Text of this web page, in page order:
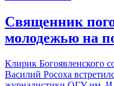
Священник
молодежью на
Клирик Богоявленского
Василий Росоха